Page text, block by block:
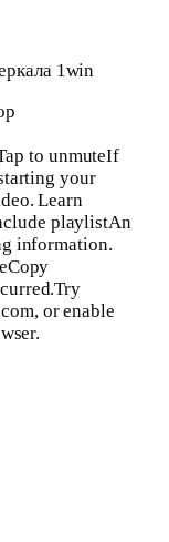
1win
to unmuteIf
your
Learn
playlistAn
information.
or enable